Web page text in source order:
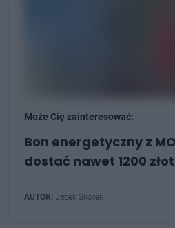
Może Cię zainteresować:
Bon energetyczny z
dostać nawet 1200
AUTOR: Jacek Skorek